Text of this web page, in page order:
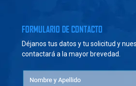
FORMULARIO DE CONTACTO
Déjanos tus datos y tu solicitud y
contactará a la mayor brevedad.